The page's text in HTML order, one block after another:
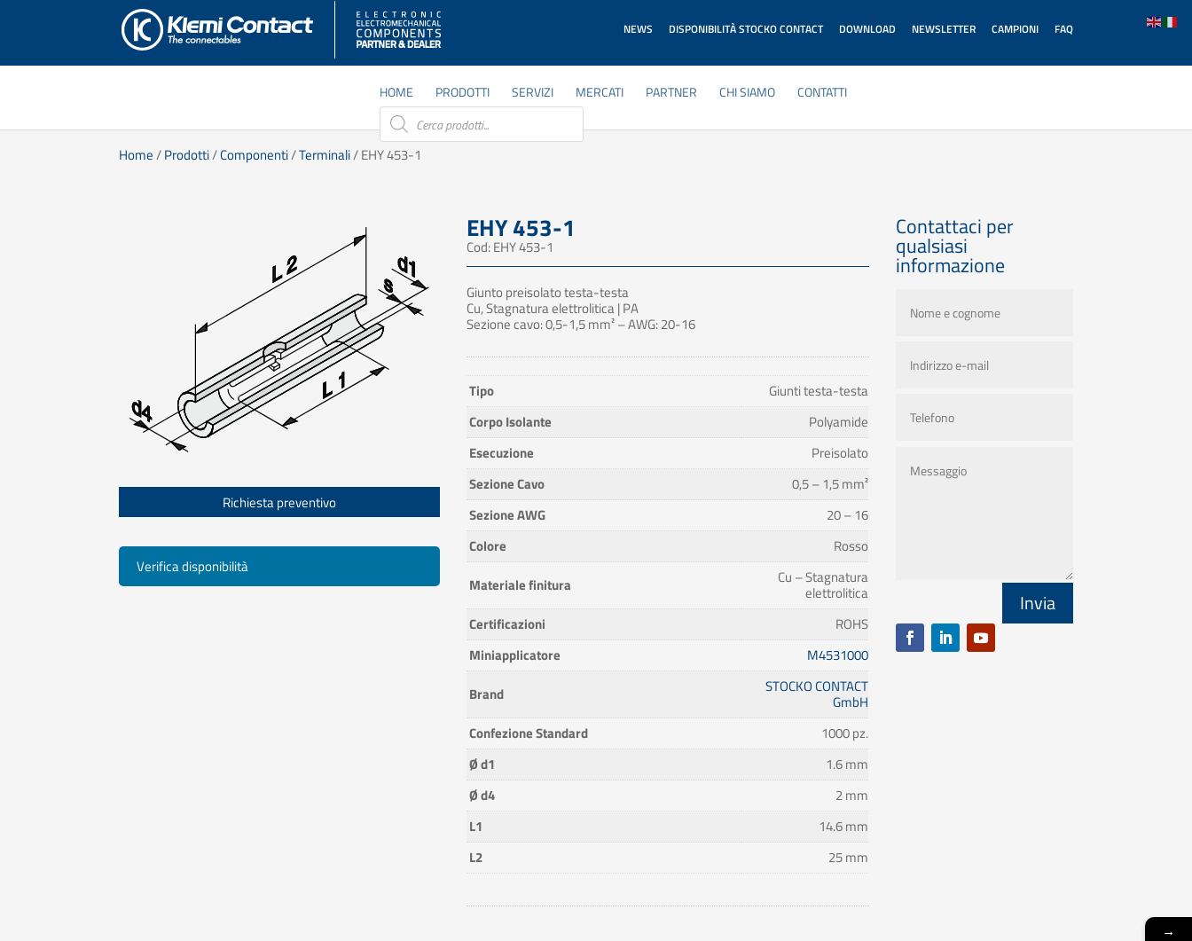
NEWS DISPONIBILITÀ STOCKO CONTACT DOWNLOAD NEWSLETTER CAMPIONI FAQ
HOME PRODOTTI SERVIZI MERCATI PARTNER CHI SIAMO
CONTATTI
Products
search
Home/Prodotti/Componenti/Terminali/ EHY 453-1
Richiesta preventivo
Verifica disponibilità
EHY 453-1
Cod: EHY 453-1
Giunto preisolato testa-testa
Cu, Stagnatura elettrolitica | PA
Sezione cavo: 0,5-1,5 mm² – AWG: 20-16
Tipo
Giunti testa-testa
Corpo Isolante
Polyamide
Esecuzione
Preisolato
Sezione Cavo
0,5 – 1,5 mm²
Sezione AWG
20 – 16
Colore
Rosso
Materiale finitura
Cu – Stagnatura
elettrolitica
Certificazioni
ROHS
Miniapplicatore
M4531000
Brand
STOCKO CONTACT
GmbH
Confezione Standard
1000 pz.
Ø d1
1.6 mm
Ø d4
2 mm
L1
14.6 mm
L2
25 mm
Contattaci per
qualsiasi
informazione
Invia
→